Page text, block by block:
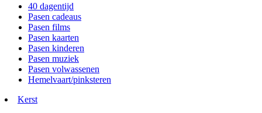
40 dagentijd
Pasen cadeaus
Pasen films
Pasen kaarten
Pasen kinderen
Pasen muziek
Pasen volwassenen
Hemelvaart/pinksteren
Kerst